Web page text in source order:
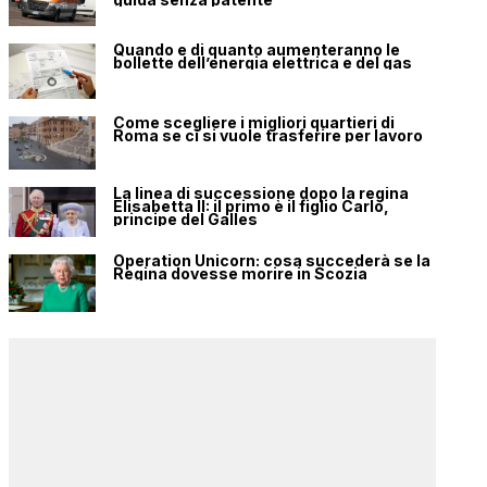
Quando e di quanto aumenteranno le
bollette dell’energia elettrica e del gas
Come scegliere i migliori quartieri di
Roma se ci si vuole trasferire per lavoro
La linea di successione dopo la regina
Elisabetta II: il primo è il figlio Carlo,
principe del Galles
Operation Unicorn: cosa succederà se la
Regina dovesse morire in Scozia